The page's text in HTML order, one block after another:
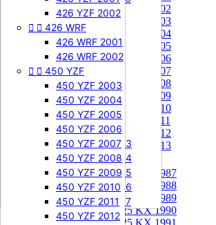
505 SXF
505 SXF 2007
505 SXF 2008
525 SXF
525 SXF 2003
525 SXF 2004
525 SXF 2005
525 SXF 2006
525 EXC-F
525 EXC-F 2003
525 EXC-F 2004
525 EXC-F 2005
525 EXC-F 2006
525 EXC-F 2007
426 YZF 2002
  426 WRF
426 WRF 2001
426 WRF 2002
  450 YZF
450 YZF 2003
450 YZF 2004
450 YZF 2005
450 YZF 2006
450 YZF 2007
450 YZF 2008
450 YZF 2009
450 YZF 2010
450 YZF 2011
450 YZF 2012
85 KX 2002
85 KX 2003
85 KX 2004
85 KX 2005
85 KX 2006
85 KX 2007
85 KX 2008
85 KX 2009
85 KX 2010
85 KX 2011
85 KX 2012
85 KX 2013
125 KX 
125 KX 1987
125 KX 1988
125 KX 1989
125 KX 1990
125 KX 1991